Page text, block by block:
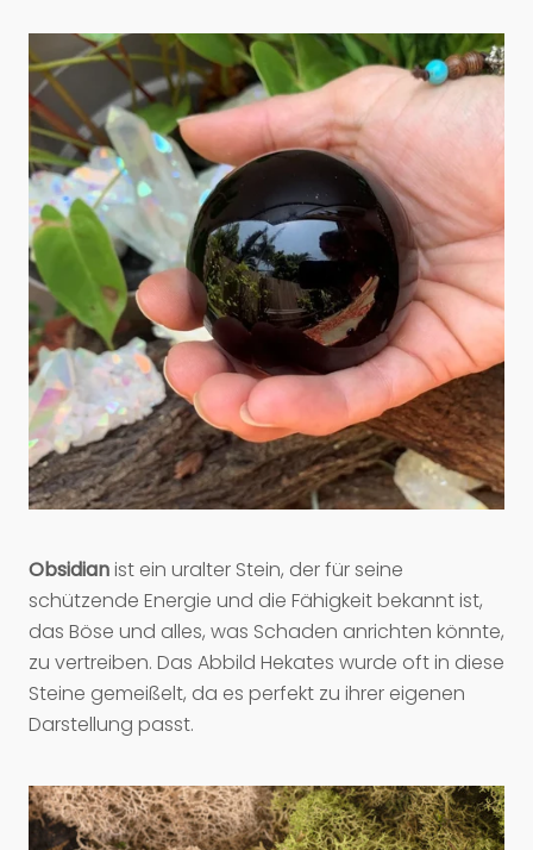
Obsidianist ein uralter Stein, der für seine
schützende Energie und die Fähigkeit bekannt ist,
das Böse und alles, was Schaden anrichten könnte,
zu vertreiben. Das Abbild Hekates wurde oft in diese
Steine ​​gemeißelt, da es perfekt zu ihrer eigenen
Darstellung passt.